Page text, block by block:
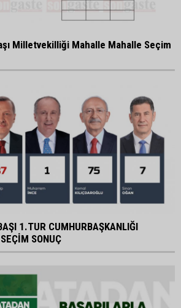
Milletvekilliği Mahalle Mahalle Seçim
1.TUR CUMHURBAŞKANLIĞI
SONUÇ